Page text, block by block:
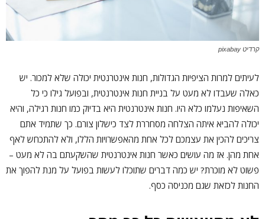
קרדיט pixabay
לעיתים למרות הציפיות הגדולות, חנות אינטרנטית יכולה שלא למכור. יש
כאלה שעבדו לא מעט על בניית חנות אינטרנטית, ובפועל גילו כי כל
השאיפות נעלמו כלא היו. חנות אינטרנטית היא בדיוק כמו חנות רגילה, והיא
יכולה להביא איתה הצלחה מסחררת לצד כישלון צורם. כך שתמיד אתם
צריכים להכין את עצמכם לכל אחת מהאפשרויות הללו, ולא להתכחש לאף
אחת מהן. אז מה עושים כאשר חנות אינטרנטית שהשקעתם בה לא מעט –
פשוט לא מוכרת? יש כמה דברים שתוכלו לעשות בפועל על מנת להפוך את
החנות לכזאת שגם מכניסה כסף.